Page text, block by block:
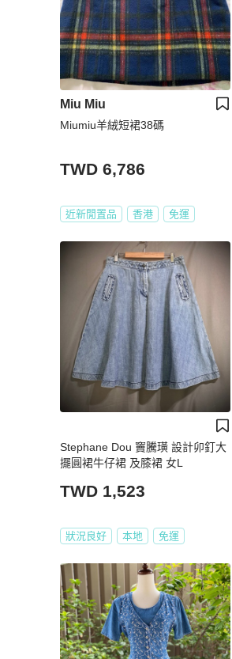
Miu Miu
Miumiu羊絨短裙38碼
TWD 6,786
近新閒置品 香港 免運
Stephane Dou 竇騰璜 設計卯釘大
擺圓裙牛仔裙 及膝裙 女L
TWD 1,523
狀況良好 本地 免運